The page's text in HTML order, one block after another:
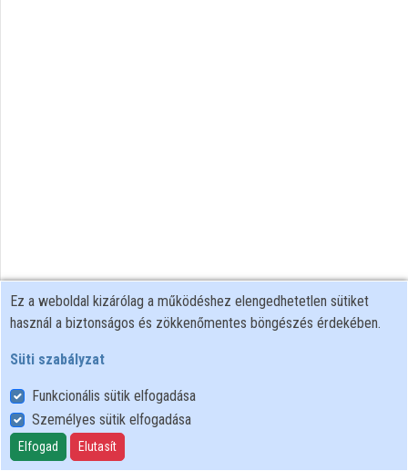
Felhasználói szabályzat
Adatkezelési tájékoztató
Süti szabályzat
Ez a weboldal kizárólag a működéshez elengedhetetlen sütiket
használ a biztonságos és zökkenőmentes böngészés érdekében.
Süti szabályzat
Funkcionális sütik elfogadása
Személyes sütik elfogadása
Elfogad Elutasít